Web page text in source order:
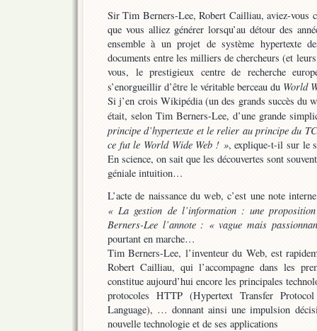
Sir Tim Berners-Lee, Robert Cailliau, aviez-vous
que vous alliez générer lorsqu’au détour des
ensemble à un projet de système hypertexte
documents entre les milliers de chercheurs (et
vous, le prestigieux centre de recherche
s’enorgueillir d’être le véritable berceau du World
Si j’en crois Wikipédia (un des grands succès du
était, selon Tim Berners-Lee, d’une grande
principe d’hypertexte et le relier au principe du
ce fut le World Wide Web ! », explique-t-il sur le
En science, on sait que les découvertes sont
géniale intuition…
L’acte de naissance du web, c’est une note
« La gestion de l’information : une
Berners-Lee l’annote : « vague mais
pourtant en marche…
Tim Berners-Lee, l’inventeur du Web, est
Robert Cailliau, qui l’accompagne dans les
constitue aujourd’hui encore les principales
protocoles HTTP (Hypertext Transfer
Language), … donnant ainsi une impulsion
nouvelle technologie et de ses applications